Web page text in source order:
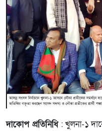
দাকোপ প্রতিনিধি: খুলনা-১